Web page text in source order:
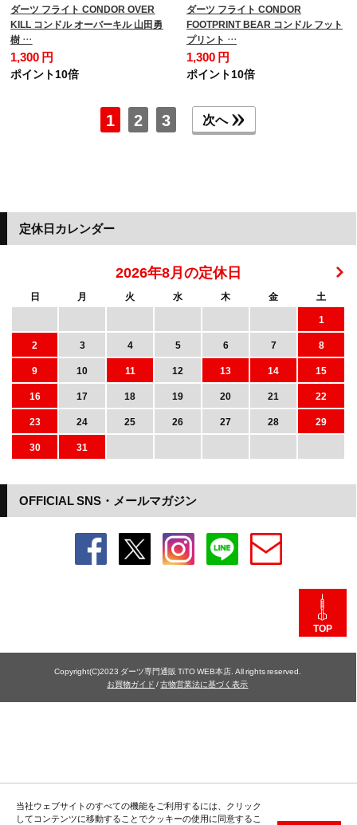
ダーツ フライト CONDOR OVER
KILL コンドル オーバーキル 山田勇
樹 …
1,300 円
ポイント10倍
ダーツ フライト CONDOR
FOOTPRINT BEAR コンドル フット
プリント …
1,300 円
ポイント10倍
1 2 3 次へ
当社ウェブサイトのすべての機能をご利用するには、クリック
してコンテンツに移動することでクッキーの使用に同意するこ
OFFICIAL SNS・メールマガジン
定休日カレンダー
2026年8月の定休日
日 月 火 水 木 金
土
1
2
3 4 5 6 7
8
9
10 11 12 13 14
15
16
17 18 19 20 21
22
23
24 25 26 27 28
29
30
31
TOP
Copyright(C)2023 ダーツ専門通販 TiTO WEB本店. All rights reserved.
お買物ガイド /古物営業法に基づく表示